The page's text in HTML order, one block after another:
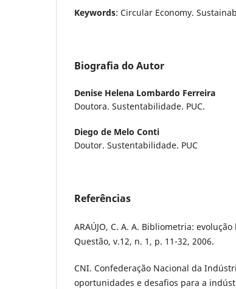
Keywords: Circular Economy.
Biografia do Autor
Denise Helena Lombardo Ferreira
Doutora. Sustentabilidade. PUC.
Diego de Melo Conti
Doutor. Sustentabilidade. PUC
Referências
ARAÚJO, C. A. A. Bibliometria:
Questão, v.12, n. 1, p. 11-32, 2006.
CNI. Confederação Nacional da
oportunidades e desafios para a